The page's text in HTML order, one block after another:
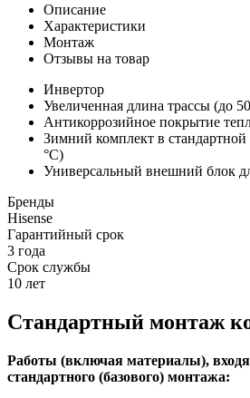
Описание
Характеристики
Монтаж
Отзывы на товар
Инвертор
Увеличенная длина трассы (до
Антикоррозийное покрытие
Зимний комплект в
°С)
Универсальный внешний блок
Бренды
Hisense
Гарантийный срок
3 года
Срок службы
10 лет
Стандартный монтаж
Работы (включая материалы),
стандартного (базового) монтажа: